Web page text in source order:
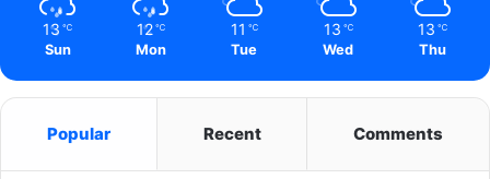
13 ℃
Sun
12 ℃
Mon
11 ℃
Tue
13 ℃
Wed
13 ℃
Thu
Popular Recent Comments